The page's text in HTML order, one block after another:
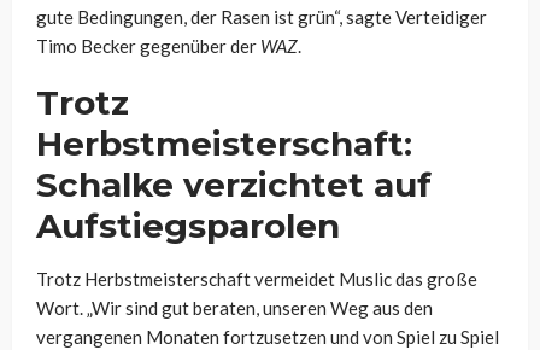
gute Bedingungen, der Rasen ist grün“, sagte Verteidiger
Timo Becker gegenüber der WAZ.
Trotz
Herbstmeisterschaft:
Schalke verzichtet auf
Aufstiegsparolen
Trotz Herbstmeisterschaft vermeidet Muslic das große
Wort. „Wir sind gut beraten, unseren Weg aus den
vergangenen Monaten fortzusetzen und von Spiel zu Spiel